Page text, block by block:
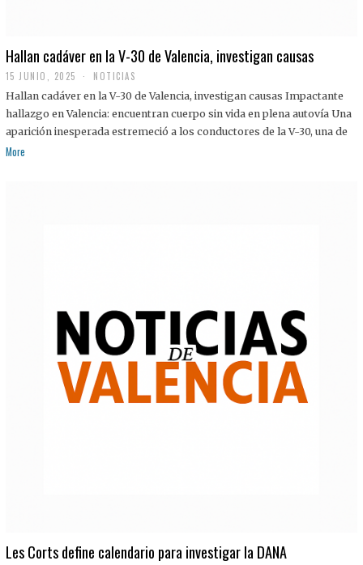
Hallan cadáver en la V-30 de Valencia, investigan causas
15 JUNIO, 2025 NOTICIAS
Hallan cadáver en la V-30 de Valencia, investigan causas Impactante
hallazgo en Valencia: encuentran cuerpo sin vida en plena autovía Una
aparición inesperada estremeció a los conductores de la V-30, una de
More
Les Corts define calendario para investigar la DANA